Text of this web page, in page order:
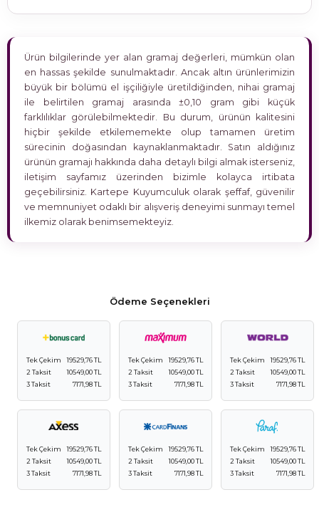
Ürün bilgilerinde yer alan gramaj değerleri, mümkün olan
en hassas şekilde sunulmaktadır. Ancak altın ürünlerimizin
büyük bir bölümü el işçiliğiyle üretildiğinden, nihai gramaj
ile belirtilen gramaj arasında ±0,10 gram gibi küçük
farklılıklar görülebilmektedir. Bu durum, ürünün kalitesini
hiçbir şekilde etkilememekte olup tamamen üretim
sürecinin doğasından kaynaklanmaktadır. Satın aldığınız
ürünün gramajı hakkında daha detaylı bilgi almak isterseniz,
iletişim sayfamız üzerinden bizimle kolayca irtibata
geçebilirsiniz. Kartepe Kuyumculuk olarak şeffaf, güvenilir
ve memnuniyet odaklı bir alışveriş deneyimi sunmayı temel
ilkemiz olarak benimsemekteyiz.
Ödeme Seçenekleri
Tek Çekim
19529,76 TL
2 Taksit
10549,00 TL
3 Taksit
7171,98 TL
Tek Çekim
19529,76 TL
2 Taksit
10549,00 TL
3 Taksit
7171,98 TL
Tek Çekim
19529,76 TL
2 Taksit
10549,00 TL
3 Taksit
7171,98 TL
Tek Çekim
19529,76 TL
2 Taksit
10549,00 TL
3 Taksit
7171,98 TL
Tek Çekim
19529,76 TL
2 Taksit
10549,00 TL
3 Taksit
7171,98 TL
Tek Çekim
19529,76 TL
2 Taksit
10549,00 TL
3 Taksit
7171,98 TL